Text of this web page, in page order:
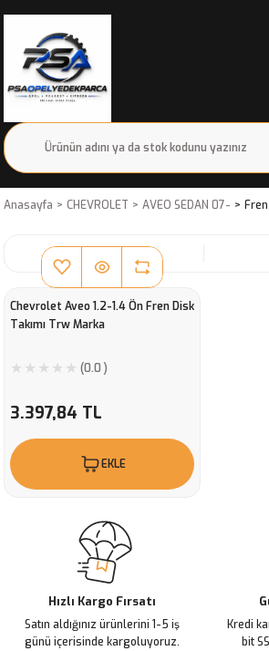
Anasayfa CHEVROLET AVEO SEDAN 07-
Chevrolet Aveo 1.2-1.4 Ön Fren Disk
Takımı Trw Marka
(0.0 )
3.397,84 TL
EKLE
Hızlı Kargo Fırsatı
Satın aldığınız ürünlerini 1-5 iş
günü içerisinde kargoluyoruz.
Kredi
bit